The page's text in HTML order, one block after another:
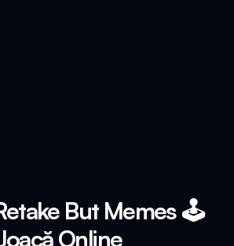
But Memes 🕹️
Online